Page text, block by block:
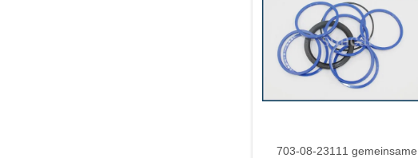
703-08-23111 gemeinsame